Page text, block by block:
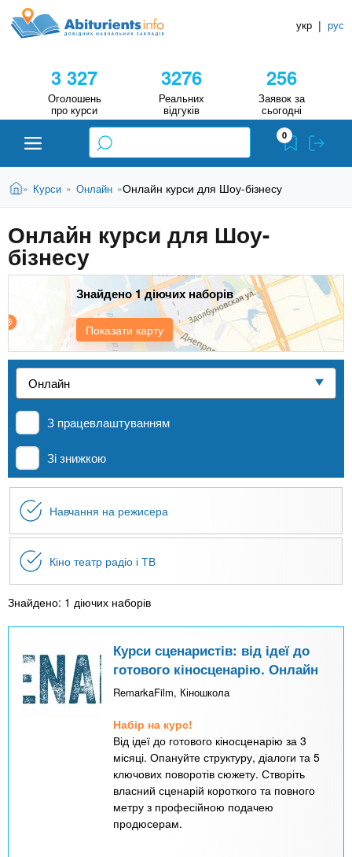
д
A
i
t
u
r
i
e
n
t
s
.
i
n
f
o
о
н
к
Н
в
ч
а
ь
и
л
і
3 327
Оголошень
про курси
3276
Реальних
відгуків
256
Заявок за
сьогодні
укр | рус
Абітурієнту
ЗВО (ВНЗ)
Коледжі
Курси
MBA
Онлайн курси
За кордоном
0
В
т
у
т
Головна
» Курси » Онлайн »Онлайн курси для Шоу-бізнесу
Онлайн курси для Шоу-
бізнесу
Показати карту
Знайдено 1 діючих наборів
З працевлаштуванням
Зі знижкою
Навчання на режисера
Кіно театр радіо і ТВ
Знайдено: 1 діючих наборів
Курси сценаристів: від ідеї до
готового кіносценарію. Онлайн
RemarkaFilm, Кіношкола
Набір на курс!
Від ідеї до готового кіносценарію за 3
місяці. Опануйте структуру, діалоги та 5
ключових поворотів сюжету. Створіть
власний сценарій короткого та повного
метру з професійною подачею
продюсерам.